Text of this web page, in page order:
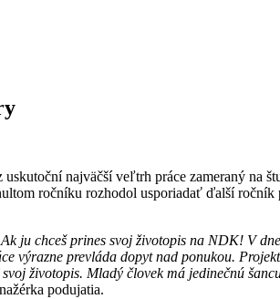
uskutoční najväčší veľtrh práce zameraný na
ročníku rozhodol usporiadať ďalší
ju chceš prines svoj životopis na NDK! V
výrazne prevláda dopyt nad ponukou.
životopis. Mladý človek má jedinečnú
podujatia.